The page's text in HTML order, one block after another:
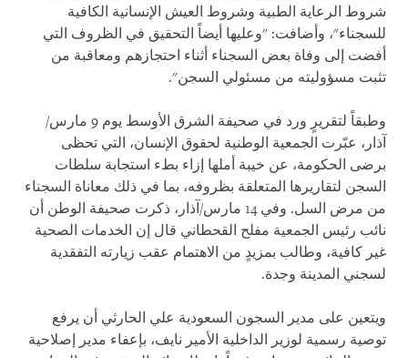
شروط الرعاية الطبية وشروط العيش الإنسانية الكافية
للسجناء"، وأضافت: "وعليها أيضاً التحقيق في الظروف التي
أفضت إلى وفاة بعض السجناء أثناء احتجازهم ومعاقبة من
تثبت مسؤوليته من مسئولي السجن".
وطبقاً لتقريرٍ ورد في صحيفة الشرق الأوسط يوم 9 مارس/
آذار، عبّرت الجمعية الوطنية لحقوق الإنسان، التي تحظى
برضى الحكومة، عن خيبة أملها إزاء بطء استجابة سلطات
السجن لتقاريرها المتعلقة بظروفه، بما في ذلك معاناة السجناء
من مرض السل. وفي 14 مارس/آذار، ذكرت صحيفة الوطن أن
نائب رئيس الجمعية مفلح القحطاني قال إن الخدمات الصحية
غير كافية، وطالب بمزيدٍ من الاهتمام عقب زيارته التفقدية
لسجني المدينة وجدة.
ويتعين على مدير السجون السعودية علي الحارثي أن يرفع
توصية رسمية لوزير الداخلية الأمير نايف، بإعفاء مدير إصلاحية